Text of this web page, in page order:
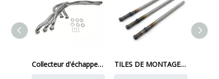
Collecteur d'échappement en acier inoxydable pour les modèles BMW E30 TILES DE MONTAGE D'ÉCHAGE DURABLE